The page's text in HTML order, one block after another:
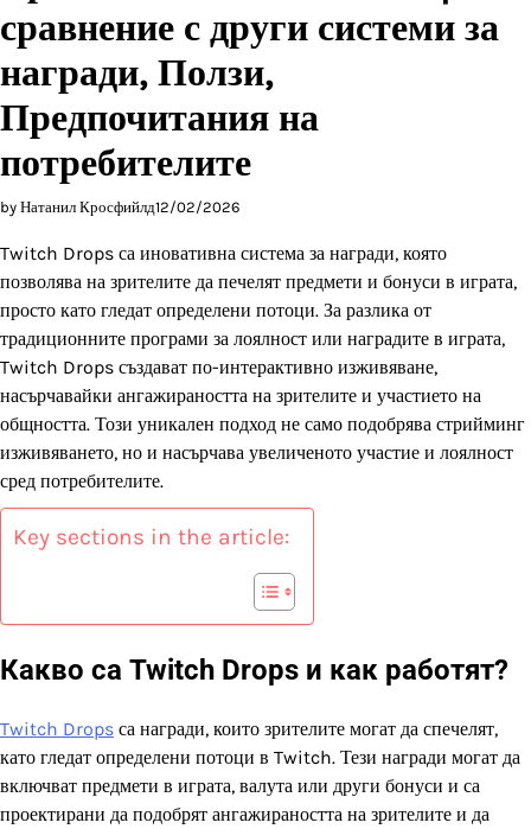
сравнение с други системи за
награди, Ползи,
Предпочитания на
потребителите
by Натанил Кросфийлд12/02/2026
Twitch Drops са иновативна система за награди, която
позволява на зрителите да печелят предмети и бонуси в играта,
просто като гледат определени потоци. За разлика от
традиционните програми за лоялност или наградите в играта,
Twitch Drops създават по-интерактивно изживяване,
насърчавайки ангажираността на зрителите и участието на
общността. Този уникален подход не само подобрява стрийминг
изживяването, но и насърчава увеличеното участие и лоялност
сред потребителите.
Key sections in the article:
Какво са Twitch Drops и как работят?
Twitch Drops са награди, които зрителите могат да спечелят,
като гледат определени потоци в Twitch. Тези награди могат да
включват предмети в играта, валута или други бонуси и са
проектирани да подобрят ангажираността на зрителите и да